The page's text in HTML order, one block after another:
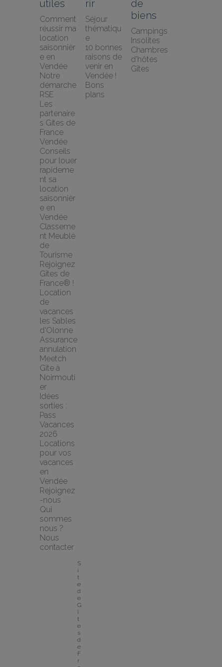
utiles
Comment
réussir ma
location
saisonnièr
e en
Vendée
Notre
démarche
RSE
Les
partenaire
s Gites de
France
Vendée
Conseils
pour louer
rapideme
nt sa
location
saisonnièr
e en
Vendée
Classeme
nt Meublé
de
Tourisme
Rejoignez
Gîtes de
France® !
Location
de
vacances
les Sables
d'Olonne
Assurance
annulation
Meetch
Gîte à
Noirmouti
er
Idées
sorties :
Pass
Vacances
2026
Locations
pour vos
vacances
en
Vendée
Rejoignez
-nous
Qui
sommes
nous ?
Nous
contacter
rir
Séjour
thématiqu
e
10 bonnes
raisons de
venir en
Vendée !
Bons
plans
de
biens
Campings
Insolites
Chambres
d'hôtes
Gîtes
S
i
t
e
d
e
G
î
t
e
s
d
e
F
r